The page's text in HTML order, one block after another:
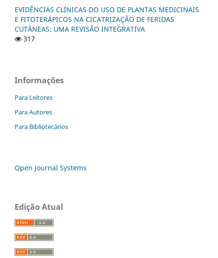
EVIDÊNCIAS CLÍNICAS DO USO DE PLANTAS MEDICINAIS
E FITOTERÁPICOS NA CICATRIZAÇÃO DE FERIDAS
CUTÂNEAS: UMA REVISÃO INTEGRATIVA
317
Informações
Para Leitores
Para Autores
Para Bibliotecários
Open Journal Systems
Edição Atual